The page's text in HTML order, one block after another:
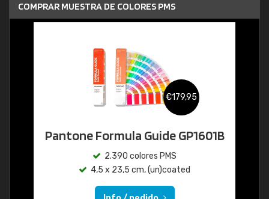
COMPRAR MUESTRA DE COLORES PMS
€179,95
Pantone Formula Guide GP1601B
2.390 colores PMS
4,5 x 23,5 cm, (un)coated